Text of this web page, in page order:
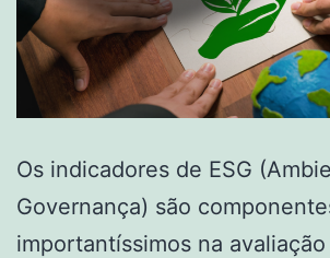
Os indicadores de ESG
Governança) são
importantíssimos na